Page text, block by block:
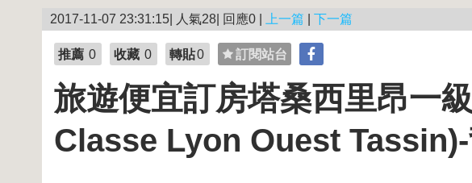
2017-11-07 23:31:15| 人氣28| 回應0 | 上一篇 下一篇
推薦 0 收藏 0 轉貼0 訂閱站台
旅遊便宜訂房塔桑西里昂一
Classe Lyon Ouest